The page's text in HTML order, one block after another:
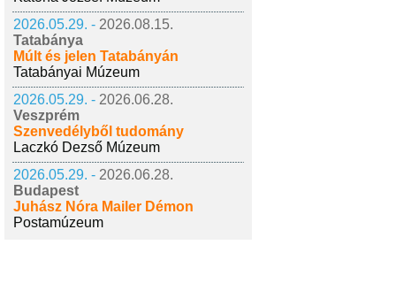
2026.05.29. - 2026.08.15.
Tatabánya
Múlt és jelen Tatabányán
Tatabányai Múzeum
2026.05.29. - 2026.06.28.
Veszprém
Szenvedélyből tudomány
Laczkó Dezső Múzeum
2026.05.29. - 2026.06.28.
Budapest
Juhász Nóra Mailer Démon
Postamúzeum